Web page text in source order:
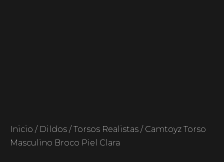
Inicio / Dildos / Torsos Realistas / Camtoyz Torso
Masculino Broco Piel Clara